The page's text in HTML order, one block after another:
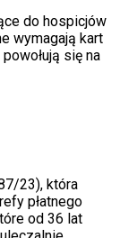
do hospicjów
wymagają kart
się na
23), która
płatnego
od 36 lat